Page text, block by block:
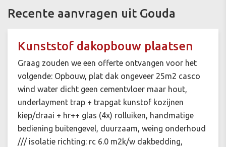
Recente aanvragen uit Gouda
Kunststof dakopbouw plaatsen
Graag zouden we een offerte ontvangen voor het
volgende: Opbouw, plat dak ongeveer 25m2 casco
wind water dicht geen cementvloer maar hout,
underlayment trap + trapgat kunstof kozijnen
kiep/draai + hr++ glas (4x) rolluiken, handmatige
bediening buitengevel, duurzaam, weing onderhoud
/// isolatie richting: rc 6.0 m2k/w dakbedding,